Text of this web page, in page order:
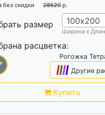
без скидки 28520 р.
размер 100х200
Ширина х
расцветка:
Рогожка
|||| Другие
Купить